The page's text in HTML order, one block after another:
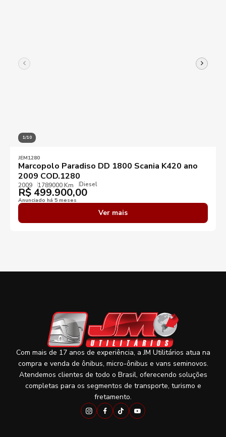
Ano mínimo
Preço mínimo
Destaques
1/10
JEM1280
Marcopolo Paradiso DD 1800 Scania K420 ano
2009 COD.1280
2009 1789000 Km Diesel
R$ 499.900,00
Anunciado há 5 meses
Ver mais
Com mais de 17 anos de experiência, a JM Utilitários atua na
compra e venda de ônibus, micro-ônibus e vans seminovos.
Atendemos clientes de todo o Brasil, oferecendo soluções
completas para os segmentos de transporte, turismo e
fretamento.